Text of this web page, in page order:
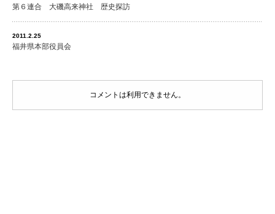
第６連合 大磯高来神社 歴史探訪
2011.2.25
福井県本部役員会
コメントは利用できません。